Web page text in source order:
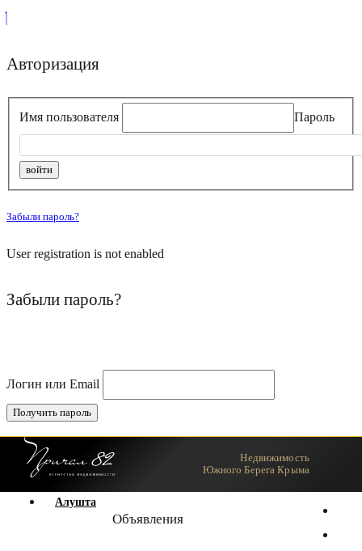
Авторизация
Имя пользователя Пароль
Забыли пароль?
User registration is not enabled
Забыли пароль?
Логин или Email
Ялта
Алушта
Недвижимость
Южного Берега Крыма
Объявления